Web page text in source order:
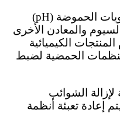
كما يتم فحص توازن مستويات الحموضة (pH)
والمعادن الأخرى
الكيميائية
الحمضية لضبط
الشوائب
إعادة تعبئة أنظمة